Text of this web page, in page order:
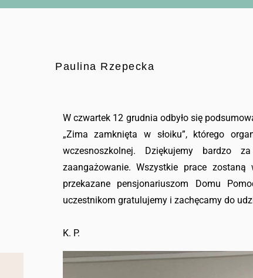
Paulina Rzepecka
W czwartek 12 grudnia odbyło się
„Zima zamknięta w słoiku”, którego
wczesnoszkolnej. Dziękujemy bardzo
zaangażowanie. Wszystkie prace
przekazane pensjonariuszom Domu
uczestnikom gratulujemy i zachęcamy do
K. P.